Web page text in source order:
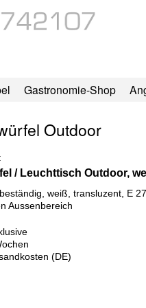
Gastronomie-Shop
Outdoor
/ Leuchttisch Outdoor,
weiß, transluzent, E
Aussenbereich
(DE)